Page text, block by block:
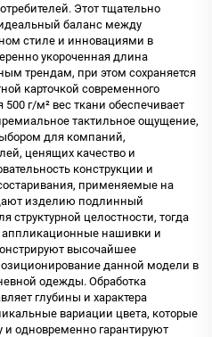
Этот тщательно
баланс между
стиле и инновациями в
укороченная длина
трендам, при этом сохраняется
карточкой современного
500 г/м² вес ткани обеспечивает
тактильное ощущение,
для компаний,
ценящих качество и
конструкции и
применяемые на
изделию подлинный
целостности, тогда
нашивки и
высочайшее
данной модели в
одежды. Обработка
глубины и характера
вариации цвета, которые
одновременно гарантируют